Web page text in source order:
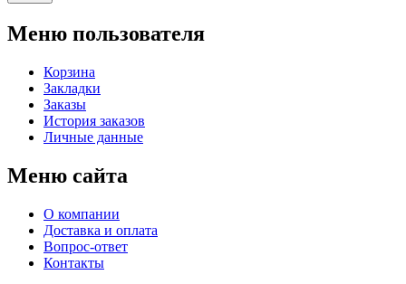
Меню пользователя
Корзина
Закладки
Заказы
История заказов
Личные данные
Меню сайта
О компании
Доставка и оплата
Вопрос-ответ
Контакты